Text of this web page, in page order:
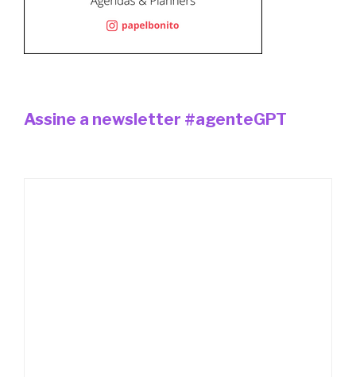
Assine a newsletter #agenteGPT